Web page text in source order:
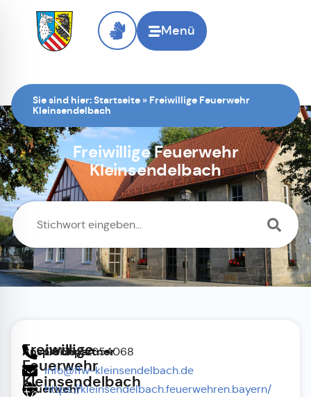
Menü
Sie sind hier:Startseite » Freiwillige Feuerwehr
Kleinsendelbach
Freiwillige Feuerwehr
Kleinsendelbach
Freiwillige
Feuerwehr
Kleinsendelbach
Ansprechpartner
in
Feuerwehr
09126 / 2654068
info@ffw-kleinsendelbach.de
https://kleinsendelbach.feuerwehren.bayern/